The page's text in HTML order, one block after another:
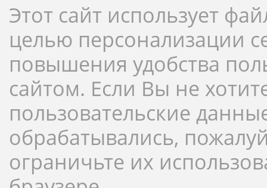
Этот сайт использует
целью персонализации
повышения удобства
сайтом. Если Вы не
пользовательские
обрабатывались,
ограничьте их